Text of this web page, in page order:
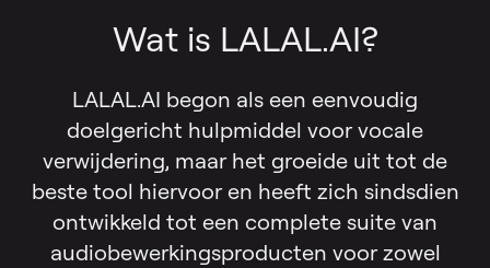
Wat is LALAL.AI?
LALAL.AI begon als een eenvoudig
doelgericht hulpmiddel voor vocale
verwijdering, maar het groeide uit tot de
beste tool hiervoor en heeft zich sindsdien
ontwikkeld tot een complete suite van
audiobewerkingsproducten voor zowel